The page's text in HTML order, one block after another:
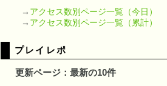
→ アクセス数別ページ一覧（今日）
→ アクセス数別ページ一覧（累計）
プレイレポ
更新ページ：最新の10件